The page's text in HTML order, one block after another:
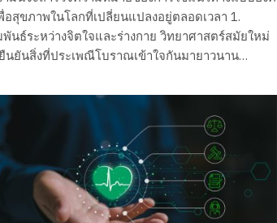
อสุขภาพในโลกที่เปลี่ยนแปลงอยู่ตลอดเวลา 1.
นธ์ระหว่างจิตใจและร่างกาย วิทยาศาสตร์สมัยใหม่
นยันสิ่งที่ประเพณีโบราณเข้าใจกันมายาวนาน…